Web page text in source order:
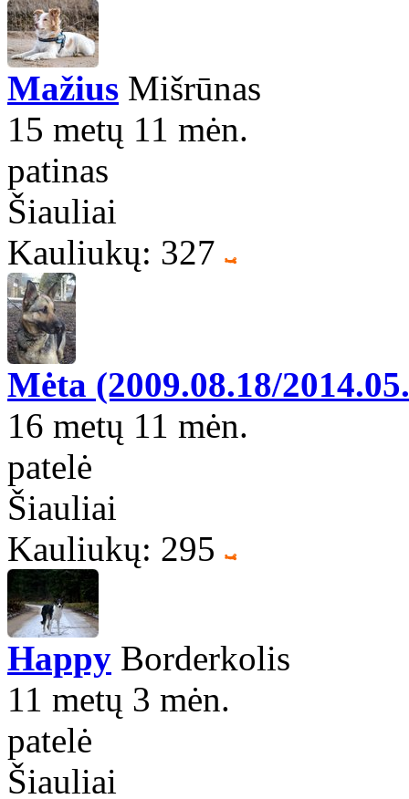
Mažius Mišrūnas
15 metų 11 mėn.
patinas
Šiauliai
Kauliukų: 327
Mėta (2009.08.18/
16 metų 11 mėn.
patelė
Šiauliai
Kauliukų: 295
Happy Borderkolis
11 metų 3 mėn.
patelė
Šiauliai